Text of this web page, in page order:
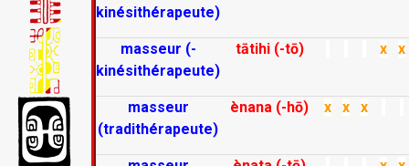
kinésithérapeute)
masseur (-
kinésithérapeute)
tātihi (-tō) x x
masseur
(tradithérapeute)
ènana (-hō) x x x